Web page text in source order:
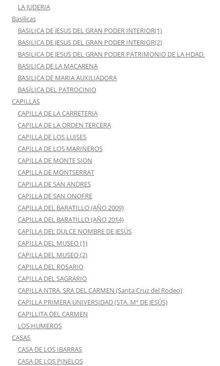
LA JUDERIA
Basilicas
BASILICA DE JESUS DEL GRAN PODER INTERIOR(1)
BASILICA DE JESUS DEL GRAN PODER INTERIOR(2)
BASILICA DE JESUS DEL GRAN PODER PATRIMONIO DE LA HDAD.
BASILICA DE LA MACARENA
BASILICA DE MARIA AUXILIADORA
BASÍLICA DEL PATROCINIO
CAPILLAS
CAPILLA DE LA CARRETERIA
CAPILLA DE LA ORDEN TERCERA
CAPILLA DE LOS LUISES
CAPILLA DE LOS MARINEROS
CAPILLA DE MONTE SION
CAPILLA DE MONTSERRAT
CAPILLA DE SAN ANDRES
CAPILLA DE SAN ONOFRE
CAPILLA DEL BARATILLO (AÑO 2009)
CAPILLA DEL BARATILLO (AÑO 2014)
CAPILLA DEL DULCE NOMBRE DE JESÚS
CAPILLA DEL MUSEO (1)
CAPILLA DEL MUSEO (2)
CAPILLA DEL ROSARIO
CAPILLA DEL SAGRARIO
CAPILLA NTRA. SRA DEL CARMEN (Santa Cruz del Rodeo)
CAPILLA PRIMERA UNIVERSIDAD (STA. Mª DE JESÚS)
CAPILLITA DEL CARMEN
LOS HUMEROS
CASAS
CASA DE LOS IBARRAS
CASA DE LOS PINELOS